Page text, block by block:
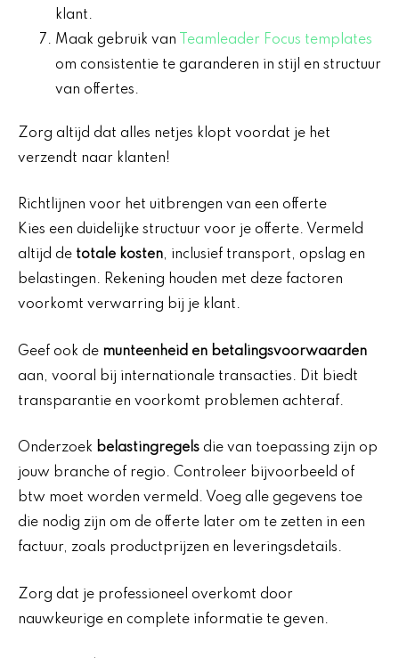
klant.
Maak gebruik van
Teamleader Focus templates
om consistentie te garanderen in stijl en structuur
van offertes.
Zorg altijd dat alles netjes klopt voordat je het
verzendt naar klanten!
Richtlijnen voor het uitbrengen van een offerte
Kies een duidelijke structuur voor je offerte. Vermeld
altijd de totale kosten, inclusief transport, opslag en
belastingen. Rekening houden met deze factoren
voorkomt verwarring bij je klant.
Geef ook de munteenheid en betalingsvoorwaarden
aan, vooral bij internationale transacties. Dit biedt
transparantie en voorkomt problemen achteraf.
Onderzoek belastingregels die van toepassing zijn op
jouw branche of regio. Controleer bijvoorbeeld of
btw moet worden vermeld. Voeg alle gegevens toe
die nodig zijn om de offerte later om te zetten in een
factuur, zoals productprijzen en leveringsdetails.
Zorg dat je professioneel overkomt door
nauwkeurige en complete informatie te geven.